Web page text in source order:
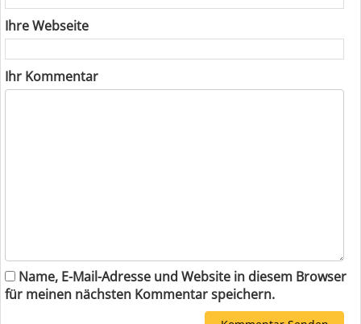
Ihre Webseite
Ihr Kommentar
Name, E-Mail-Adresse und Website in diesem Browser
für meinen nächsten Kommentar speichern.